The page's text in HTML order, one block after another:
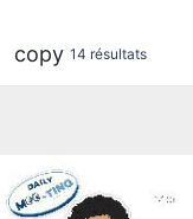
copy 14 résultats